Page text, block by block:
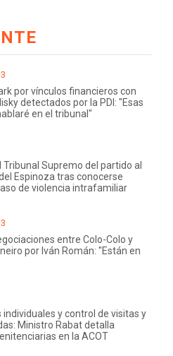
por vínculos financieros con
detectados por la PDI: "Esas
en el tribunal"
Tribunal Supremo del partido al
Espinoza tras conocerse
de violencia intrafamiliar
entre Colo-Colo y
por Iván Román: "Están en
individuales y control de visitas y
Ministro Rabat detalla
en la ACOT